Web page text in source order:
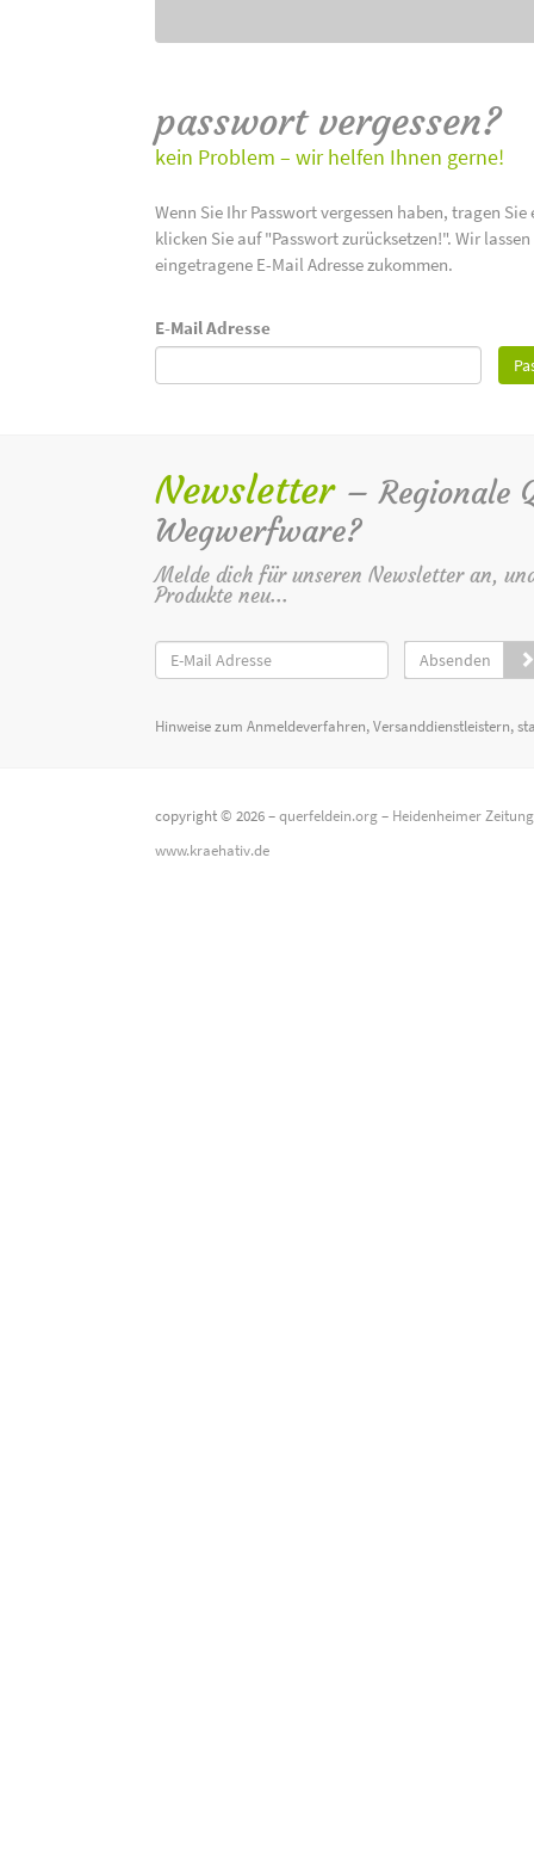
passwort vergessen?
kein Problem – wir helfen Ihnen gerne!
Wenn Sie Ihr Passwort vergessen haben, tragen
klicken Sie auf "Passwort zurücksetzen!". Wir
eingetragene E-Mail Adresse zukommen.
E-Mail Adresse
Newsletter – Regionale
Wegwerfware?
Melde dich für unseren Newsletter an,
Produkte neu...
Absenden
Hinweise zum Anmeldeverfahren, Versanddienstleistern,
copyright © 2026 –querfeldein.org– Heidenheimer
www.kraehativ.de